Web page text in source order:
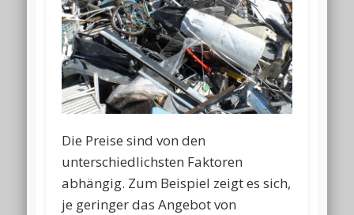
Die Preise sind von den
unterschiedlichsten Faktoren
abhängig. Zum Beispiel zeigt es sich,
je geringer das Angebot von